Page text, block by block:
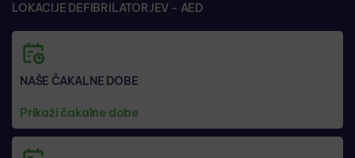
LOKACIJE DEFIBRILATORJEV - AED
NAŠE ČAKALNE DOBE
Prikaži čakalne dobe